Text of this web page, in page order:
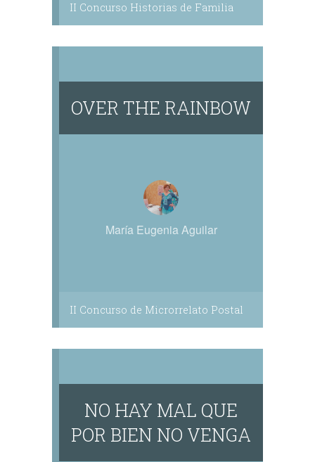
II Concurso Historias de Familia
OVER THE RAINBOW
María Eugenia Aguilar
II Concurso de Microrrelato Postal
NO HAY MAL QUE
POR BIEN NO VENGA